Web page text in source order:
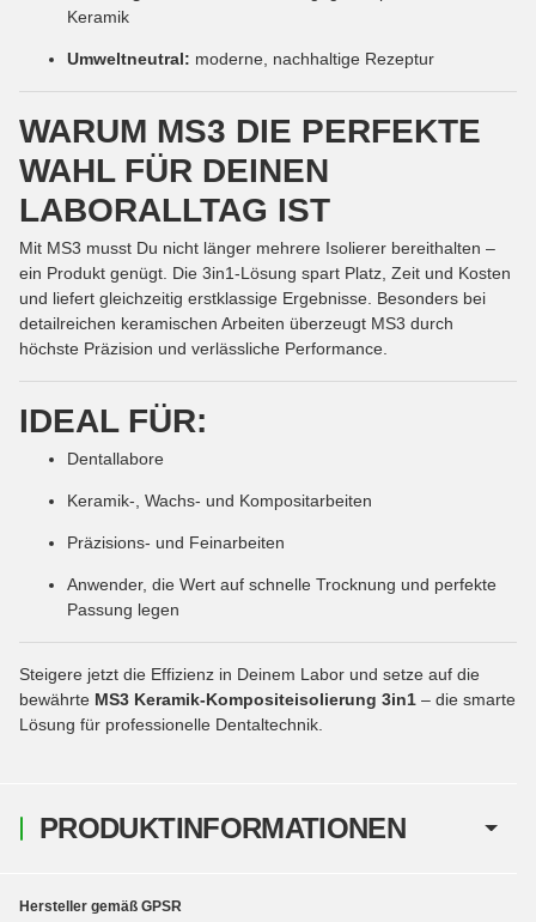
PRODUKTINFORMATIONEN
Keramik
Umweltneutral: moderne, nachhaltige Rezeptur
WARUM MS3 DIE PERFEKTE
WAHL FÜR DEINEN
LABORALLTAG IST
Mit MS3 musst Du nicht länger mehrere Isolierer bereithalten –
ein Produkt genügt. Die 3in1-Lösung spart Platz, Zeit und Kosten
und liefert gleichzeitig erstklassige Ergebnisse. Besonders bei
detailreichen keramischen Arbeiten überzeugt MS3 durch
höchste Präzision und verlässliche Performance.
IDEAL FÜR:
Dentallabore
Keramik-, Wachs- und Kompositarbeiten
Präzisions- und Feinarbeiten
Anwender, die Wert auf schnelle Trocknung und perfekte
Passung legen
Steigere jetzt die Effizienz in Deinem Labor und setze auf die
bewährte MS3 Keramik-Kompositeisolierung 3in1 – die smarte
Lösung für professionelle Dentaltechnik.
Hersteller gemäß GPSR